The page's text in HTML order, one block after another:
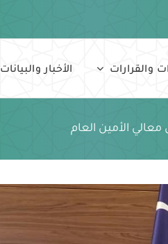
والقرارات الأخبار والبيانات
الأمين العام